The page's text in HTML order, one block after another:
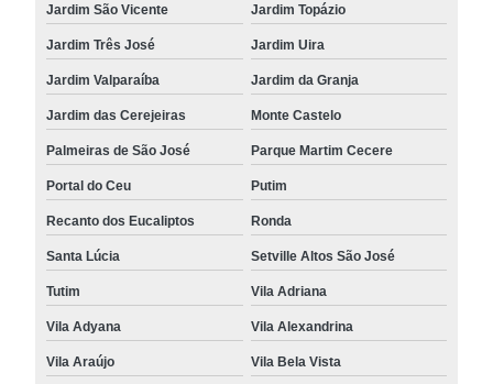
Jardim São Vicente Jardim Topázio
Jardim Três José Jardim Uira
Jardim Valparaíba Jardim da Granja
Jardim das Cerejeiras Monte Castelo
Palmeiras de São José Parque Martim Cecere
Portal do Ceu Putim
Recanto dos Eucaliptos Ronda
Santa Lúcia Setville Altos São José
Tutim Vila Adriana
Vila Adyana Vila Alexandrina
Vila Araújo Vila Bela Vista